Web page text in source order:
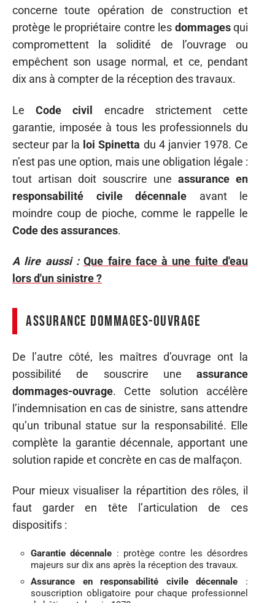
concerne toute opération de construction et
protège le propriétaire contre les dommagesqui
compromettent la solidité de l’ouvrage ou
empêchent son usage normal, et ce, pendant
dix ans à compter de la réception des travaux.
LeCode civil encadre strictement cette
garantie, imposée à tous les professionnels du
secteur par la loi Spinetta du 4 janvier 1978. Ce
n’est pas une option, mais une obligation légale :
tout artisan doit souscrire une assurance en
responsabilité civile décennale avant le
moindre coup de pioche, comme le rappelle le
Code des assurances.
A lire aussi : Que faire face à une fuite d'eau
lors d'un sinistre ?
Assurance dommages-ouvrage
De l’autre côté, les maîtres d’ouvrage ont la
possibilité de souscrire une assurance
dommages-ouvrage. Cette solution accélère
l’indemnisation en cas de sinistre, sans attendre
qu’un tribunal statue sur la responsabilité. Elle
complète la garantie décennale, apportant une
solution rapide et concrète en cas de malfaçon.
Pour mieux visualiser la répartition des rôles, il
faut garder en tête l’articulation de ces
dispositifs :
Garantie décennale : protège contre les désordres
majeurs sur dix ans après la réception des travaux.
Assurance en responsabilité civile décennale :
souscription obligatoire pour chaque professionnel